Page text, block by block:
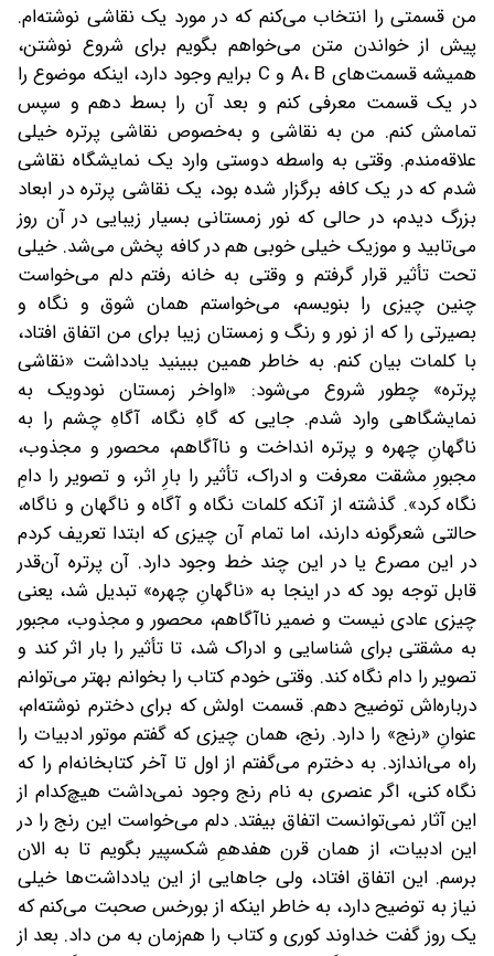
من قسمتی را انتخاب می‌کنم که در مورد یک نقاشی نوشته‌ام.
پیش از خواندن متن می‌خواهم بگویم برای شروع نوشتن،
همیشه قسمت‌های A، B و C برایم وجود دارد، اینکه موضوع را
در یک قسمت معرفی کنم و بعد آن را بسط دهم و سپس
تمامش کنم. من به نقاشی و به‌خصوص نقاشی پرتره خیلی
علاقه‌مندم. وقتی به‌ واسطه دوستی وارد یک نمایشگاه نقاشی
شدم که در یک کافه برگزار شده بود، یک نقاشی پرتره در ابعاد
بزرگ دیدم، در حالی که نور زمستانی بسیار زیبایی در آن روز
می‌تابید و موزیک خیلی خوبی هم در کافه پخش می‌شد. خیلی
تحت تأثیر قرار گرفتم و وقتی به خانه رفتم دلم می‌خواست
چنین چیزی را بنویسم، می‌خواستم همان شوق و نگاه و
بصیرتی را که از نور و رنگ و زمستان زیبا برای من اتفاق افتاد،
با کلمات بیان کنم. به خاطر همین ببینید یادداشت «نقاشی
پرتره» چطور شروع می‌شود: «اواخر زمستان نودویک به
نمایشگاهی وارد شدم. جایی که گاهِ نگاه، آگاهِ چشم را به
ناگهانِ چهره و پرتره انداخت و ناآگاهم، محصور و مجذوب،
مجبورِ مشقت معرفت و ادراک، تأثیر را بارِ اثر، ‌و تصویر را دامِ
نگاه کرد». گذشته از آنکه کلمات نگاه و آگاه و ناگهان و ناگاه،
حالتی شعرگونه دارند، اما تمام آن چیزی که ابتدا تعریف کردم
در این مصرع یا در این چند خط وجود دارد. آن پرتره آن‌قدر
قابل توجه بود که در اینجا به «ناگهانِ چهره» تبدیل شد، یعنی
چیزی عادی نیست و ضمیر ناآگاهم، محصور و مجذوب، مجبور
به مشقتی برای شناسایی و ادراک شد، تا تأثیر را بار اثر کند و
تصویر را دام نگاه کند. وقتی خودم کتاب را بخوانم بهتر می‌توانم
درباره‌اش توضیح دهم. قسمت اولش که برای دخترم نوشته‌ام،
عنوانِ «رنج» را دارد. رنج، همان چیزی که گفتم موتور ادبیات را
راه می‌اندازد. به دخترم می‌گفتم از اول تا آخر کتابخانه‌ام را که
نگاه کنی، اگر عنصری به نام رنج وجود نمی‌داشت هیچ‌کدام از
این‌ آثار نمی‌توانست اتفاق بیفتد. دلم می‌خواست این رنج را در
این ادبیات، از همان قرن هفدهمِ شکسپیر بگویم تا به الان
برسم. این اتفاق افتاد، ولی جاهایی از این یادداشت‌ها خیلی
نیاز به توضیح دارد، به خاطر اینکه از بورخس صحبت می‌کنم که
یک روز گفت خداوند کوری و کتاب را هم‌زمان به من داد. بعد از